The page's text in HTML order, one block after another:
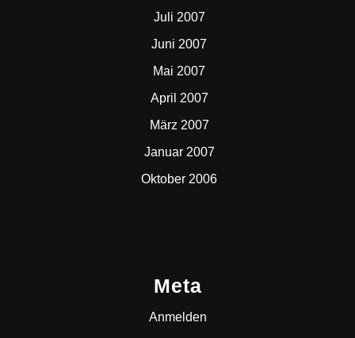
Juli 2007
Juni 2007
Mai 2007
April 2007
März 2007
Januar 2007
Oktober 2006
Meta
Anmelden